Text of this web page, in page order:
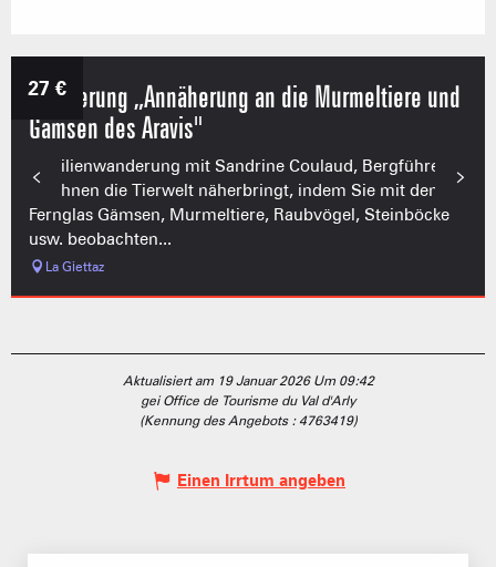
27€
Wanderung „Annäherung an die Murmeltiere und
Gämsen des Aravis"
Familienwanderung mit Sandrine Coulaud, Bergführerin,
die Ihnen die Tierwelt näherbringt, indem Sie mit dem
Fernglas Gämsen, Murmeltiere, Raubvögel, Steinböcke
usw. beobachten...
La Giettaz
Aktualisiert am 19 Januar 2026 Um 09:42
gei Office de Tourisme du Val d'Arly
(Kennung des Angebots : 4763419)
Einen Irrtum angeben